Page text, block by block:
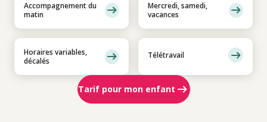
Accompagnement du
matin
Mercredi, samedi,
vacances
Horaires variables,
décalés
Télétravail
Tarif pour mon enfant